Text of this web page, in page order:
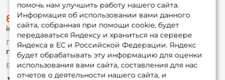
помочь нам улучшить работу нашего сайта.
Информация об использовании вами данного
сайта, собранная при помощи cookie, будет
передаваться Яндексу и храниться на сервере
Яндекса в ЕС и Российской Федерации. Яндекс
будет обрабатывать эту информацию для оценки
использования вами сайта, составления для нас
отчетов о деятельности нашего сайта, и
О магазине
Доставка
Оплата
Fox-bonus
Гуру
Партнерская программа
8 (495) 532-77-88
info@foxfishing.ru
По вопросам с заказом
г. Москва, ул. Плеханова д.7
Ежедневно 10:00 до 20:00